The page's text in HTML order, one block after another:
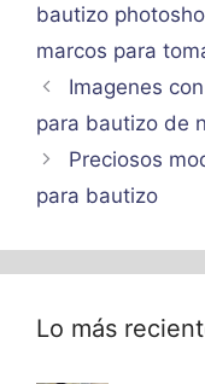
bautizo
marcos para
Imagenes
para bautizo de
Preciosos
para bautizo
Lo más